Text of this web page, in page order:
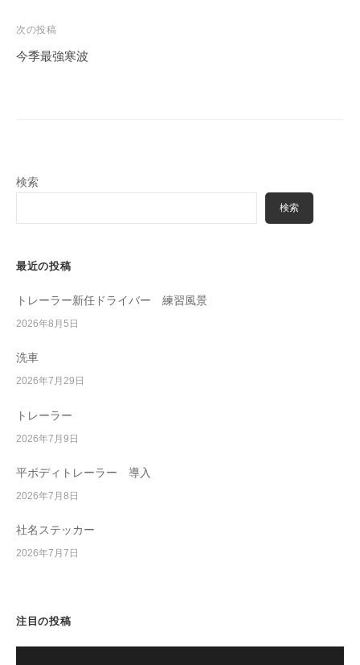
ビ
ゲ
次の投稿
今季最強寒波
検索
検索
最近の投稿
トレーラー新任ドライバー 練習風景
2026年8月5日
洗車
2026年7月29日
トレーラー
2026年7月9日
平ボディトレーラー 導入
2026年7月8日
社名ステッカー
2026年7月7日
注目の投稿